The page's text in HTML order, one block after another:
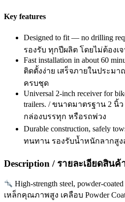
Key features
Designed to fit — no drilling
รองรับ ทุกปีผลิต โดยไม่ต้องเ
Fast installation in about 60
ติดตั้งง่าย เสร็จภายในประม
ครบชุด
Universal 2-inch receiver for
trailers. / ขนาดมาตรฐาน 2 นิ้
กล่องบรรทุก หรือรถพ่วง
Durable construction, safely
ทนทาน รองรับน้ำหนักลากสูง
Description / รายละเอียดสินค้
High-strength steel, powder-
เหล็กคุณภาพสูง เคลือบ Powder